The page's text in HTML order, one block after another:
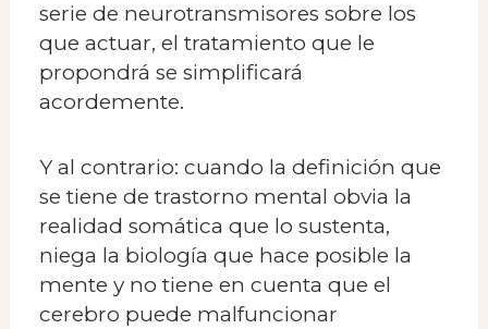
serie de neurotransmisores sobre los
que actuar, el tratamiento que le
propondrá se simplificará
acordemente.
Y al contrario: cuando la definición que
se tiene de trastorno mental obvia la
realidad somática que lo sustenta,
niega la biología que hace posible la
mente y no tiene en cuenta que el
cerebro puede malfuncionar